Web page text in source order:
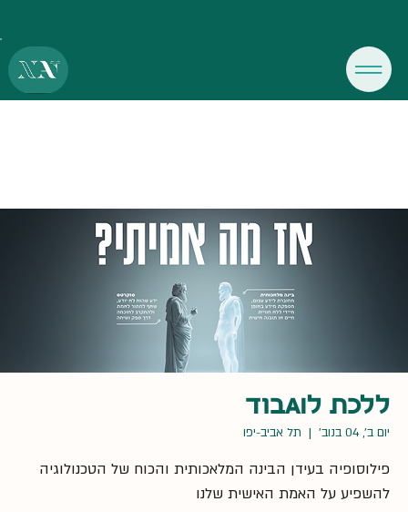
ללכת לAIבוד
יום ב׳, 04 בנוב׳
  |
תל אביב-יפו
פילוסופיה בעידן הבינה המלאכותית והכוח של הטכנולוגיה
להשפיע על האמת האישית שלנו